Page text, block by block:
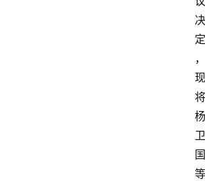
决
定
，
现
将
杨
卫
国
等